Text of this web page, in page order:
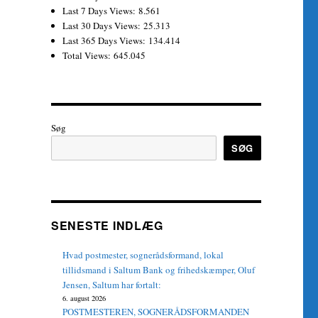
Last 7 Days Views:8.561
Last 30 Days Views:25.313
Last 365 Days Views: 134.414
Total Views:645.045
Søg
SØG
SENESTE INDLÆG
Hvad postmester, sognerådsformand, lokal
tillidsmand i Saltum Bank og frihedskæmper, Oluf
Jensen, Saltum har fortalt:
6. august 2026
POSTMESTEREN, SOGNERÅDSFORMANDEN